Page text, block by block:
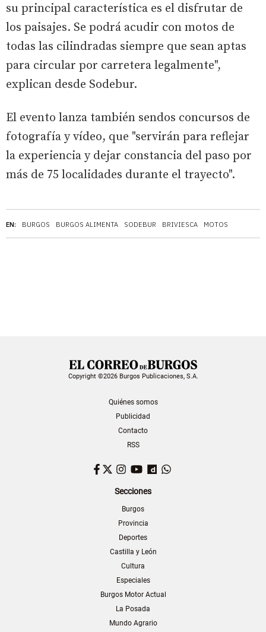
EN: BURGOS BURGOS ALIMENTA SODEBUR BRIVIESCA MOTOS
su principal característica es el disfrutar de
los paisajes. Se podrá acudir con motos de
todas las cilindradas siempre que sean aptas
para circular por carretera legalmente",
explican desde Sodebur.
El evento lanza también sendos concursos de
fotografía y vídeo, que "servirán para reflejar
la experiencia y dejar constancia del paso por
más de 75 localidades durante el trayecto".
Copyright ©2026 Burgos Publicaciones, S.A.
Quiénes somos
Publicidad
Contacto
RSS
Facebook
TwitterInstagram
YouTubeDailymotion
Secciones
Burgos
Provincia
Deportes
Castilla y León
Cultura
Especiales
Burgos Motor Actual
La Posada
Mundo Agrario